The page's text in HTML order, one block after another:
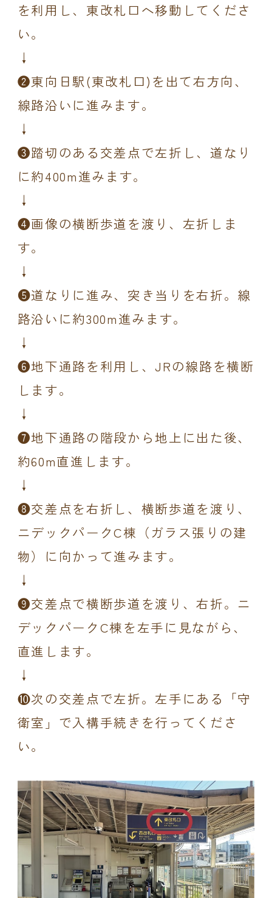
を利用し、東改札口へ移動してくださ
い。
↓
❷東向日駅(東改札口)を出て右方向、
線路沿いに進みます。
↓
❸踏切のある交差点で左折し、道なり
に約400m進みます。
↓
❹画像の横断歩道を渡り、左折しま
す。
↓
❺道なりに進み、突き当りを右折。線
路沿いに約300m進みます。
↓
❻地下通路を利用し、JRの線路を横断
します。
↓
❼地下通路の階段から地上に出た後、
約60m直進します。
↓
❽交差点を右折し、横断歩道を渡り、
ニデックパークC棟（ガラス張りの建
物）に向かって進みます。
↓
❾交差点で横断歩道を渡り、右折。ニ
デックパークC棟を左手に見ながら、
直進します。
↓
❿次の交差点で左折。左手にある「守
衛室」で入構手続きを行ってくださ
い。